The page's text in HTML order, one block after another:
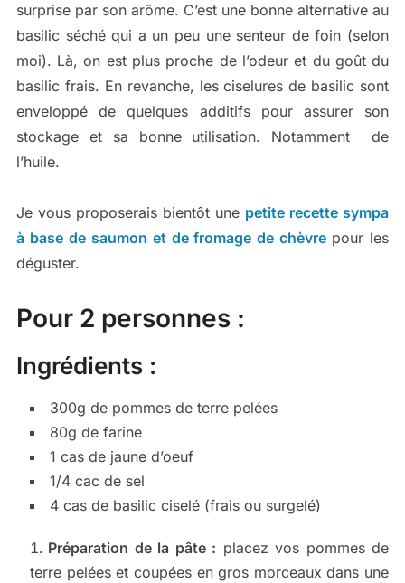
surprise par son arôme. C’est une bonne alternative au
basilic séché qui a un peu une senteur de foin (selon
moi). Là, on est plus proche de l’odeur et du goût du
basilic frais. En revanche, les ciselures de basilic sont
enveloppé de quelques additifs pour assurer son
stockage et sa bonne utilisation. Notamment de
l’huile.
Je vous proposerais bientôt une petite recette sympa
à base de saumon et de fromage de chèvre pour les
déguster.
Pour 2 personnes :
Ingrédients :
300g de pommes de terre pelées
80g de farine
1 cas de jaune d’oeuf
1/4 cac de sel
4 cas de basilic ciselé (frais ou surgelé)
Préparation de la pâte : placez vos pommes de
terre pelées et coupées en gros morceaux dans une